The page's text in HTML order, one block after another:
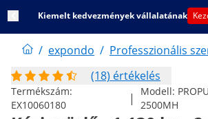
Kiemelt kedvezmények vállalatának
/ expondo / Professzionális
(18) értékelés
Termékszám:
EX10060180
| Modell:
2500MH